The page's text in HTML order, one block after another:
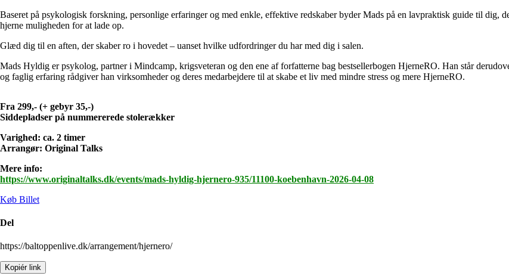
Baseret på psykologisk forskning, personlige erfaringer og med enkle, effektive redskaber byder Mads på en lavpraktisk guide til
hjerne muligheden for at lade op.
Glæd dig til en aften, der skaber ro i hovedet – uanset hvilke udfordringer du har med dig i salen.
Mads Hyldig er psykolog, partner i Mindcamp, krigsveteran og den ene af forfatterne bag bestsellerbogen HjerneRO. Han står
og faglig erfaring rådgiver han virksomheder og deres medarbejdere til at skabe et liv med mindre stress og mere HjerneRO.
Fra 299,- (+ gebyr 35,-)
Siddepladser på nummererede stolerækker
Varighed: ca. 2 timer
Arrangør: Original Talks
Mere info:
https://www.originaltalks.dk/events/mads-hyldig-hjernero-935/11100-koebenhavn-2026-04-08
Køb Billet
Del
https://baltoppenlive.dk/arrangement/hjernero/
Kopiér link